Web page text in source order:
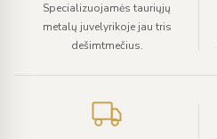
Specializuojamės tauriųjų
metalų juvelyrikoje jau tris
dešimtmečius.